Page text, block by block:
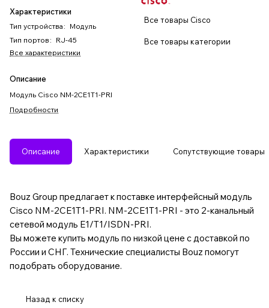
Характеристики
Тип устройства : Модуль
Тип портов : RJ-45
Все характеристики
Описание
Модуль Cisco NM-2CE1T1-PRI
Подробности
Все товары Cisco
Все товары категории
Описание Характеристики Сопутствующие товары
Bouz Group предлагает к поставке интерфейсный модуль
Cisco NM-2CE1T1-PRI. NM-2CE1T1-PRI - это 2-канальный
сетевой модуль E1/T1/ISDN-PRI.
Вы можете купить модуль по низкой цене с доставкой по
России и СНГ. Технические специалисты Bouz помогут
подобрать оборудование.
Назад к списку